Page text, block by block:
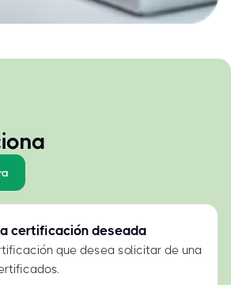
certificación deseada
que desea solicitar de una